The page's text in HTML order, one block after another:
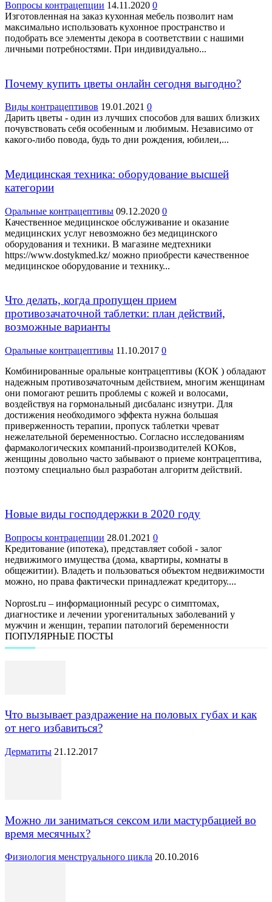
Вопросы контрацепции 14.11.2020 0
Изготовленная на заказ кухонная мебель позволит нам
максимально использовать кухонное пространство и
подобрать все элементы декора в соответствии с нашими
личными потребностями. При индивидуально...
Почему купить цветы онлайн сегодня выгодно?
Виды контрацептивов 19.01.2021 0
Дарить цветы - один из лучших способов для ваших близких
почувствовать себя особенным и любимым. Независимо от
какого-либо повода, будь то дни рождения, юбилеи,...
Медицинская техника: оборудование высшей
категории
Оральные контрацептивы 09.12.2020 0
Качественное медицинское обслуживание и оказание
медицинских услуг невозможно без медицинского
оборудования и техники. В магазине медтехники
https://www.dostykmed.kz/ можно приобрести качественное
медицинское оборудование и технику...
Что делать, когда пропущен прием
противозачаточной таблетки: план действий,
возможные варианты
Оральные контрацептивы 11.10.2017 0
Комбинированные оральные контрацептивы (КОК ) обладают
надежным противозачаточным действием, многим женщинам
они помогают решить проблемы с кожей и волосами,
воздействуя на гормональный дисбаланс изнутри. Для
достижения необходимого эффекта нужна большая
приверженность терапии, пропуск таблетки чреват
нежелательной беременностью. Согласно исследованиям
фармакологических компаний-производителей КОКов,
женщины довольно часто забывают о приеме контрацептива,
поэтому специально был разработан алгоритм действий.
Новые виды господдержки в 2020 году
Вопросы контрацепции 28.01.2021 0
Кредитование (ипотека), представляет собой - залог
недвижимого имущества (дома, квартиры, комнаты в
общежитии). Владеть и пользоваться объектом недвижимости
можно, но права фактически принадлежат кредитору....
Noprost.ru – информационный ресурс о симптомах,
диагностике и лечении урогенитальных заболеваний у
мужчин и женщин, терапии патологий беременности
ПОПУЛЯРНЫЕ ПОСТЫ
Что вызывает раздражение на половых губах и как
от него избавиться?
Дерматиты 21.12.2017
Можно ли заниматься сексом или мастурбацией во
время месячных?
Физиология менструального цикла 20.10.2016